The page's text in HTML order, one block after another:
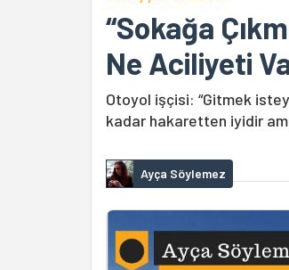
“Sokağa
Ne Aciliyeti
Otoyol işçisi: “Gitmek
kadar hakaretten iyidir
Ayça Söylemez